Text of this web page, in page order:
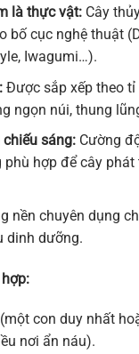
là thực vật:Cây
bố cục nghệ thuật
Iwagumi…).
Được sắp xếp theo tỉ
ngọn núi, thung
chiếu sáng:Cường
phù hợp để cây phát
nền chuyên dụng
dinh dưỡng.
con duy nhất
nơi ẩn náu).